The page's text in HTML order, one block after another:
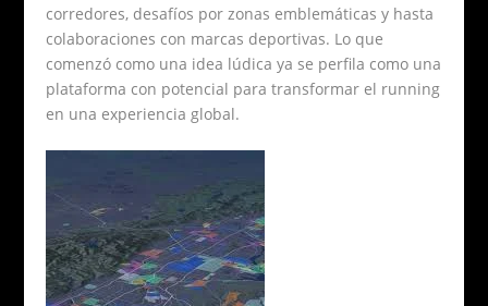
corredores, desafíos por zonas emblemáticas y hasta
colaboraciones con marcas deportivas. Lo que
comenzó como una idea lúdica ya se perfila como una
plataforma con potencial para transformar el running
en una experiencia global.